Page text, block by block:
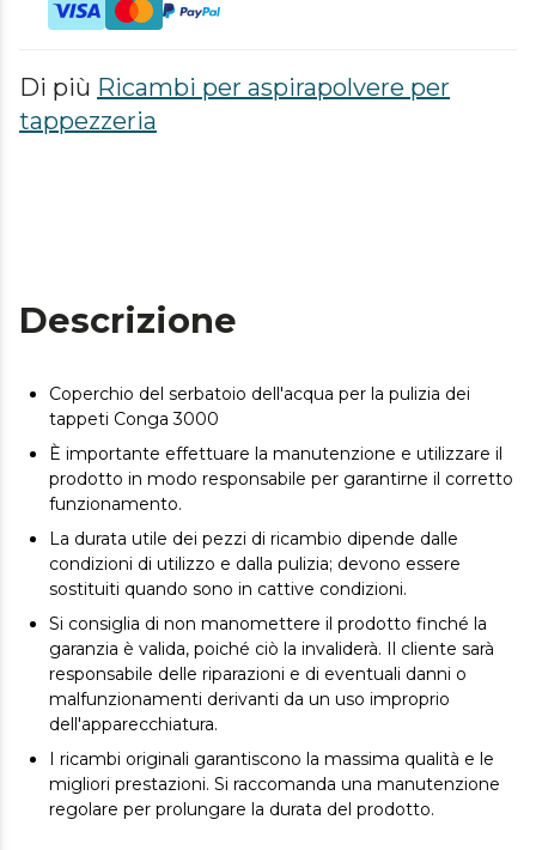
Di più Ricambi per aspirapolvere per
tappezzeria
Descrizione
Coperchio del serbatoio dell'acqua per la pulizia dei
tappeti Conga 3000
È importante effettuare la manutenzione e utilizzare il
prodotto in modo responsabile per garantirne il corretto
funzionamento.
La durata utile dei pezzi di ricambio dipende dalle
condizioni di utilizzo e dalla pulizia; devono essere
sostituiti quando sono in cattive condizioni.
Si consiglia di non manomettere il prodotto finché la
garanzia è valida, poiché ciò la invaliderà. Il cliente sarà
responsabile delle riparazioni e di eventuali danni o
malfunzionamenti derivanti da un uso improprio
dell'apparecchiatura.
I ricambi originali garantiscono la massima qualità e le
migliori prestazioni. Si raccomanda una manutenzione
regolare per prolungare la durata del prodotto.